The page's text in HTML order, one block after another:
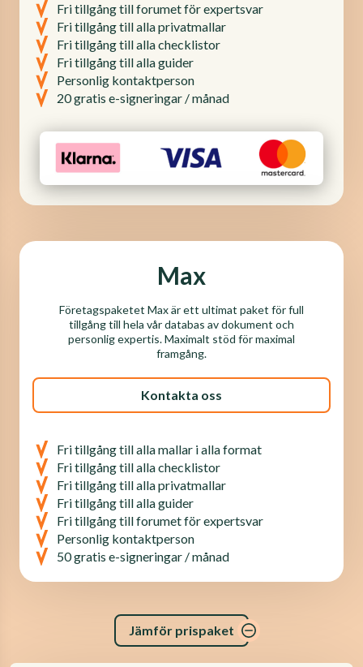
Fri tillgång till forumet för expertsvar
Fri tillgång till alla privatmallar
Fri tillgång till alla checklistor
Fri tillgång till alla guider
Personlig kontaktperson
20 gratis e-signeringar / månad
Max
Företagspaketet Max är ett ultimat paket för full
tillgång till hela vår databas av dokument och
personlig expertis. Maximalt stöd för maximal
framgång.
Kontakta oss
Fri tillgång till alla mallar i alla format
Fri tillgång till alla checklistor
Fri tillgång till alla privatmallar
Fri tillgång till alla guider
Fri tillgång till forumet för expertsvar
Personlig kontaktperson
50 gratis e-signeringar / månad
Jämför prispaket